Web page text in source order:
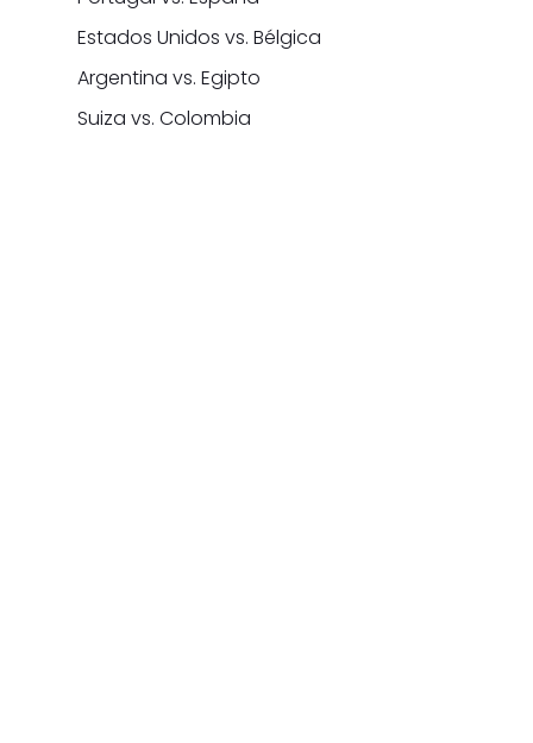
Estados Unidos vs. Bélgica
Argentina vs. Egipto
Suiza vs. Colombia